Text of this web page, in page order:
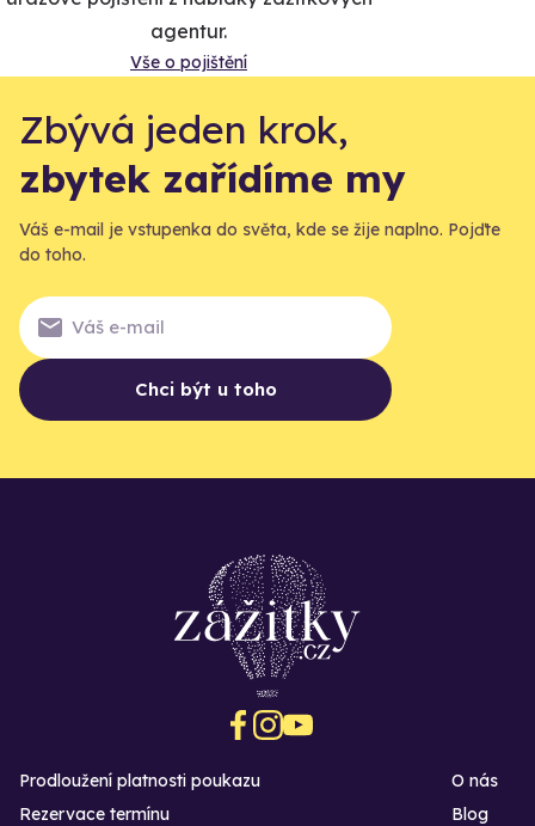
agentur.
Vše o pojištění
Zbývá jeden krok,
zbytek zařídíme my
Váš e-mail je vstupenka do světa, kde se žije naplno. Pojďte
do toho.
Chci být u toho
Prodloužení platnosti poukazu
Rezervace termínu
O nás
Blog